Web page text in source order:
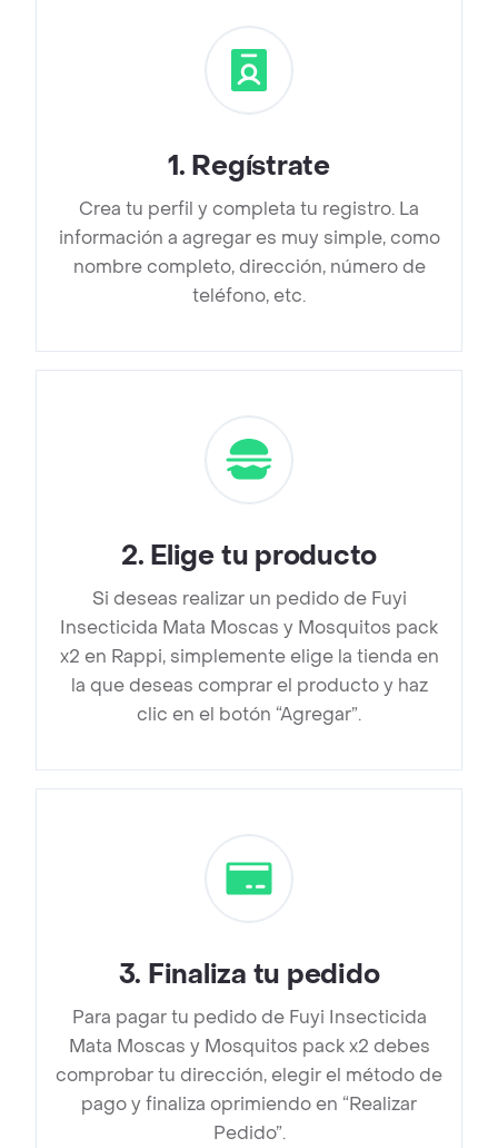
1. Regístrate
Crea tu perfil y completa tu registro. La
información a agregar es muy simple, como
nombre completo, dirección, número de
teléfono, etc.
2. Elige tu producto
Si deseas realizar un pedido de Fuyi
Insecticida Mata Moscas y Mosquitos pack
x2 en Rappi, simplemente elige la tienda en
la que deseas comprar el producto y haz
clic en el botón “Agregar”.
3. Finaliza tu pedido
Para pagar tu pedido de Fuyi Insecticida
Mata Moscas y Mosquitos pack x2 debes
comprobar tu dirección, elegir el método de
pago y finaliza oprimiendo en “Realizar
Pedido”.